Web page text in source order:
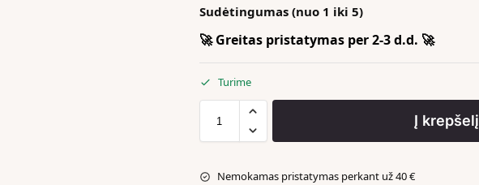
Sudėtingumas (nuo 1 iki 5)
🚀 Greitas pristatymas per 2-3 d.d. 🚀
Turime
Į krepšelį
Nemokamas pristatymas perkant už 40 €